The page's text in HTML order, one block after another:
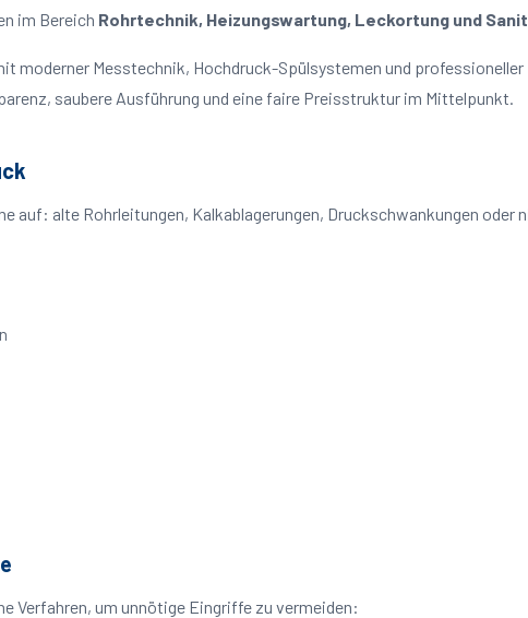
im Bereich Rohrtechnik, Heizungswartung, Leckortung und
moderner Messtechnik, Hochdruck-Spülsystemen und
saubere Ausführung und eine faire Preisstruktur im Mittelpunkt.
auf: alte Rohrleitungen, Kalkablagerungen, Druckschwankungen
Verfahren, um unnötige Eingriffe zu vermeiden: